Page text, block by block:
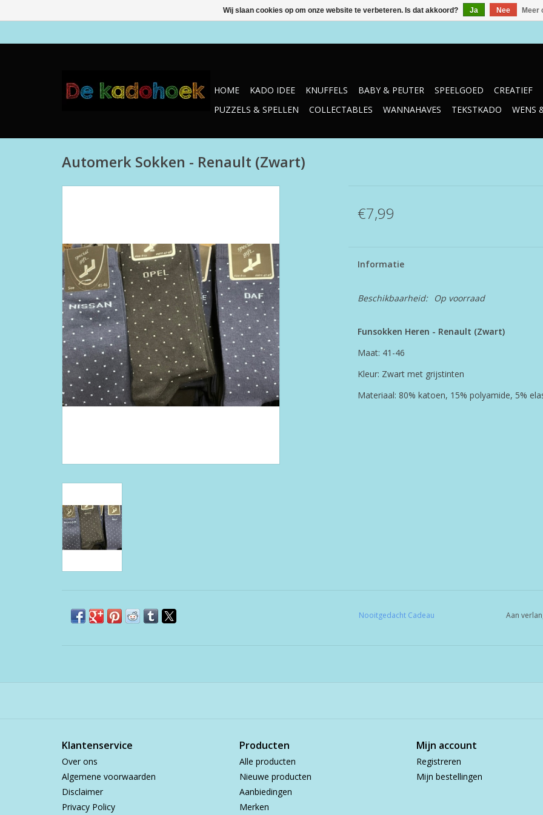
HOME KADO IDEE KNUFFELS BABY & PEUTER SPEELGOED CREATIEF
PUZZELS & SPELLEN
COLLECTABLES WANNAHAVES TEKSTKADO WENS
Automerk Sokken - Renault (Zwart)
€7,99
Informatie
Beschikbaarheid: Op voorraad
Funsokken Heren - Renault (Zwart)
Maat: 41-46
Kleur: Zwart met grijstinten
Materiaal: 80% katoen, 15% polyamide, 5%
Nooitgedacht Cadeau Aan
Klantenservice
Over ons
Algemene voorwaarden
Disclaimer
Privacy Policy
Producten
Alle producten
Nieuwe producten
Aanbiedingen
Merken
Mijn account
Registreren
Mijn bestellingen
Wij slaan cookies op om onze website te verbeteren. Is dat akkoord? Ja Nee Meer